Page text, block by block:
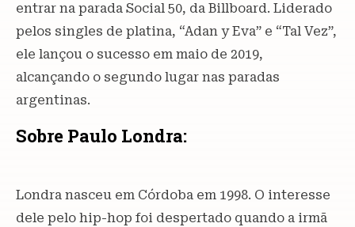
entrar na parada Social 50, da Billboard. Liderado
pelos singles de platina, “Adan y Eva” e “Tal Vez”,
ele lançou o sucesso em maio de 2019,
alcançando o segundo lugar nas paradas
argentinas.
Sobre Paulo Londra:
Londra nasceu em Córdoba em 1998. O interesse
dele pelo hip-hop foi despertado quando a irmã